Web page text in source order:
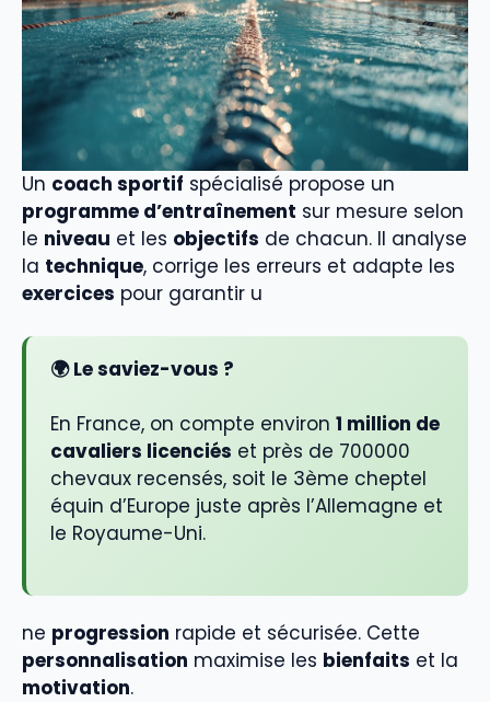
Un coach sportif spécialisé propose un
programme d’entraînement sur mesure selon
le niveau et les objectifs de chacun. Il analyse
la technique, corrige les erreurs et adapte les
exercices pour garantir u
🌍 Le saviez-vous ?
En France, on compte environ 1 million de
cavaliers licenciés et près de 700000
chevaux recensés, soit le 3ème cheptel
équin d’Europe juste après l’Allemagne et
le Royaume-Uni.
ne progression rapide et sécurisée. Cette
personnalisation maximise les bienfaits et la
motivation.